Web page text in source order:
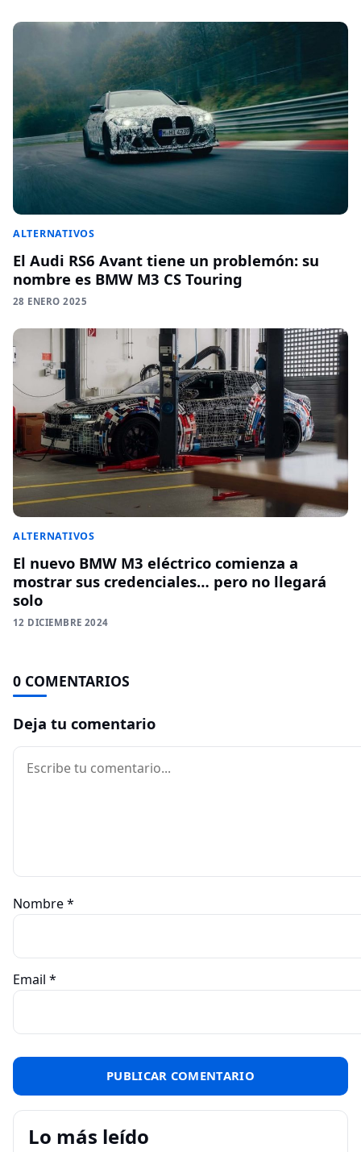
ALTERNATIVOS
El Audi RS6 Avant tiene un problemón: su
nombre es BMW M3 CS Touring
28 ENERO 2025
ALTERNATIVOS
El nuevo BMW M3 eléctrico comienza a
mostrar sus credenciales… pero no llegará
solo
12 DICIEMBRE 2024
0 COMENTARIOS
Deja tu comentario
Comentario
Nombre*
Email *
Lo más leído